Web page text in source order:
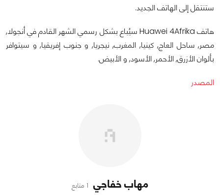
ستنتقل إلى الهاتف الجديد.
هاتف Huawei 4Afrika سيُباع بشكل رسمي الشهر القادم في أنجولا,
مصر, ساحل العاج, كينيا, المغرب, نيجريا, و جنوب إفريقيا, و سيتوافر
بألوان الأزرق, الأحمر, الأسود, و الأبيض.
المصدر
مهاب خفاجي 1 متابع